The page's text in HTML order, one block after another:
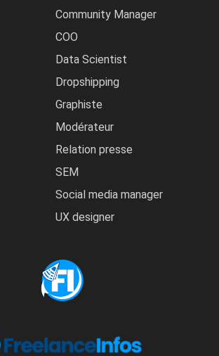
Community Manager
COO
Data Scientist
Dropshipping
Graphiste
Modérateur
Relation presse
SEM
Social media manager
UX designer